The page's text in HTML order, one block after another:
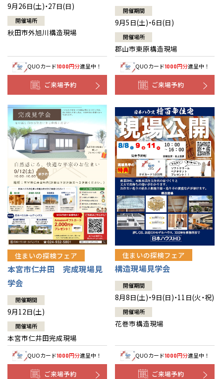
9月26日(土)・27日(日)
開催場所
秋田市外旭川構造現場
QUOカード1000円分進呈中！
ご来場予約
開催期間
9月5日(土)・6日(日)
開催場所
郡山市東原構造現場
QUOカード1000円分進呈中！
ご来場予約
住まいの探検フェア
本宮市仁井田 完成現場見
学会
開催期間
9月12日(土)
開催場所
本宮市仁井田完成現場
QUOカード1000円分進呈中！
ご来場予約
住まいの探検フェア
構造現場見学会
開催期間
8月8日(土)・9日(日)・11日(火・祝)
開催場所
花巻市構造現場
QUOカード1000円分進呈中！
ご来場予約